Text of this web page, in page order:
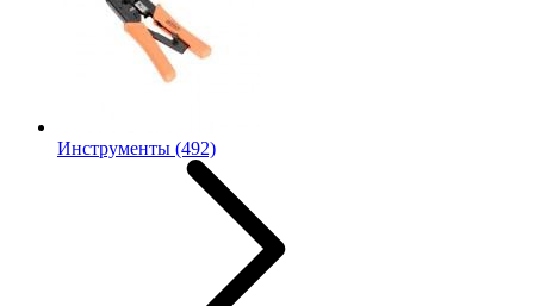
Инструменты (492)